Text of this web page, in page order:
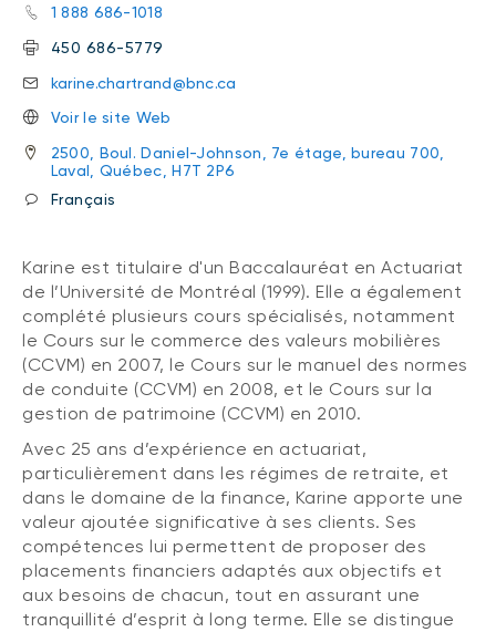
1 888 686-1018
450 686-5779
karine.chartrand@bnc.ca
Voir le site Web
2500, Boul. Daniel-Johnson, 7e étage, bureau 700,
Laval, Québec, H7T 2P6
Français
Karine est titulaire d'un Baccalauréat en Actuariat
de l’Université de Montréal (1999). Elle a également
complété plusieurs cours spécialisés, notamment
le Cours sur le commerce des valeurs mobilières
(CCVM) en 2007, le Cours sur le manuel des normes
de conduite (CCVM) en 2008, et le Cours sur la
gestion de patrimoine (CCVM) en 2010.
Avec 25 ans d’expérience en actuariat,
particulièrement dans les régimes de retraite, et
dans le domaine de la finance, Karine apporte une
valeur ajoutée significative à ses clients. Ses
compétences lui permettent de proposer des
placements financiers adaptés aux objectifs et
aux besoins de chacun, tout en assurant une
tranquillité d’esprit à long terme. Elle se distingue